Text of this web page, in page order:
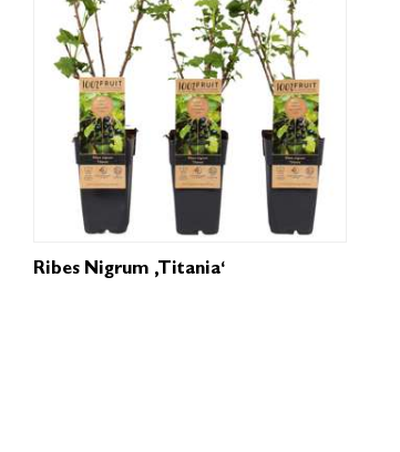
Ribes Nigrum ‚Titania‘